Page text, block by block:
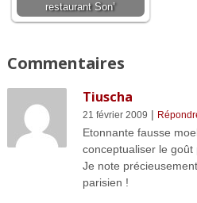
restaurant Son’
Commentaires
Tiuscha
21 février 2009 |
Etonnante fausse
conceptualiser le goût
Je note
parisien !